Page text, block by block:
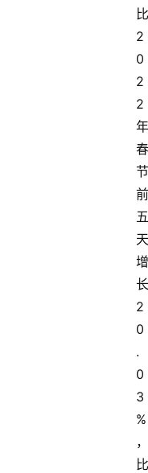
比
2
0
2
2
年
春
节
前
五
天
增
长
2
0
.
0
3
%
，
比